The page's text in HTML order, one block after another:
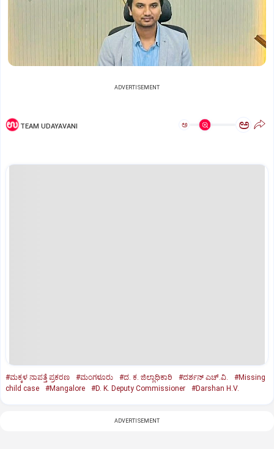
ADVERTISEMENT
TEAM UDAYAVANI ಅ ಅ
#ಮಕ್ಕಳ ನಾಪತ್ತೆ ಪ್ರಕರಣ #ಮಂಗಳೂರು #ದ. ಕ. ಜಿಲ್ಲಾಧಿಕಾರಿ #ದರ್ಶನ್‌ ಎಚ್‌.ವಿ.
#Missing
child case
#Mangalore #D. K. Deputy Commissioner #Darshan H.V.
ADVERTISEMENT